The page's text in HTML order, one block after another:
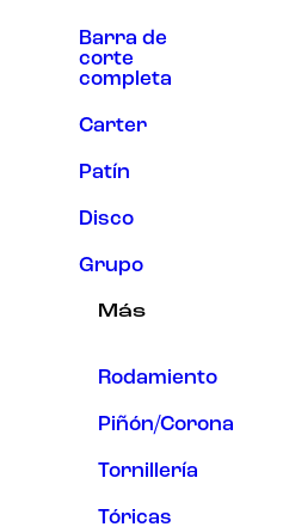
Barra de
corte
completa
Carter
Patín
Disco
Grupo
Más
Rodamiento
Piñón/Corona
Tornillería
Tóricas